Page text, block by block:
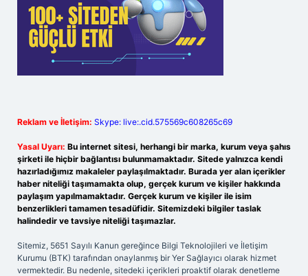
Reklam ve İletişim: Skype: live:.cid.575569c608265c69
Yasal Uyarı: Bu internet sitesi, herhangi bir marka, kurum veya şahıs
şirketi ile hiçbir bağlantısı bulunmamaktadır. Sitede yalnızca kendi
hazırladığımız makaleler paylaşılmaktadır. Burada yer alan içerikler
haber niteliği taşımamakta olup, gerçek kurum ve kişiler hakkında
paylaşım yapılmamaktadır. Gerçek kurum ve kişiler ile isim
benzerlikleri tamamen tesadüfidir. Sitemizdeki bilgiler taslak
halindedir ve tavsiye niteliği taşımazlar.
Sitemiz, 5651 Sayılı Kanun gereğince Bilgi Teknolojileri ve İletişim
Kurumu (BTK) tarafından onaylanmış bir Yer Sağlayıcı olarak hizmet
vermektedir. Bu nedenle, sitedeki içerikleri proaktif olarak denetleme